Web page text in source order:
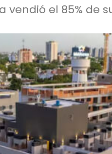
el 85% de